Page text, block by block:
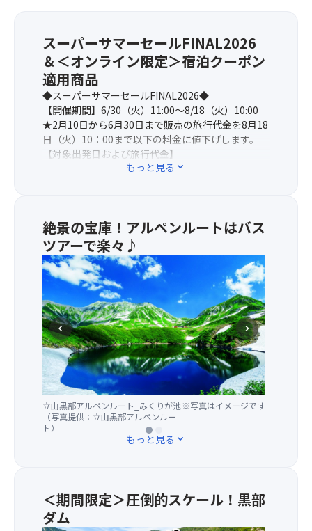
スーパーサマーセールFINAL2026
＆＜オンライン限定＞宿泊クーポン
適用商品
◆スーパーサマーセールFINAL2026◆
【開催期間】6/30（火）11:00～8/18（火）10:00
★2月10日から6月30日まで販売の旅行代金を8月18
日（火）10：00まで以下の料金に値下げします。
【対象出発日および旅行代金】
全出発日：36,900～45,900円→おひとり様2,000円
≪その他の宿泊・夜行のスーパーサマーセール
FINAL2026商品はこちらをクリック≫
◆＜オンライン予約限定＞早めの予約がお得！最大
3,000円引きクーポン（宿泊バスツアー）◆
【対象旅行代金】お1人様あたり10,000円以上
★クーポン②★出発90日前までの予約で使える！1
人あたり2,000円割引クーポン（宿泊バスツアー）
【クーポンID】BM9EZA9SRW86YKH4
★クーポン③★出発60日前までの予約で使える！1
人あたり1,000円割引クーポン（宿泊バスツアー）
【クーポンID】TEGN8MP8RPM6R222
※ご予約を進めていただくと、決済ページに「クー
割引後の金額は「ご請求金額合計」よりご確認いた
だけます。その他の対象商品は
もっと見る expand_more
絶景の宝庫！アルペンルートはバス
ツアーで楽々♪
立山黒部アルペンルート_みくりが池
（写真提供：立山黒部アルペンルー
ト）
※写真はイメージです
立山黒部アルペンルート_立山ロープ
ウェイ（写真提供：立山黒部アルペ
ンルート）
※写真はイメージです
chevron_left chevron_right
もっと見る expand_more
＜期間限定＞圧倒的スケール！黒部
ダム